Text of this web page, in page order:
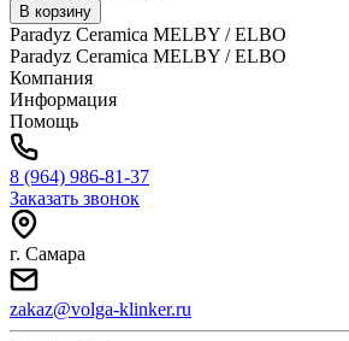
В корзину
Paradyz Ceramica MELBY / ELBO
Paradyz Ceramica MELBY / ELBO
Компания
Информация
Помощь
8 (964) 986-81-37
Заказать звонок
г. Самара
zakaz@volga-klinker.ru